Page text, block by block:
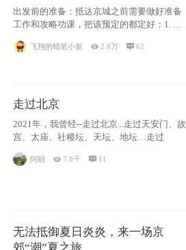
古七星夜景！
出发前的准备：抵达京城之前需要做好准备
工作和攻略功课，把该预定的都定好：1. 酒
飞翔的蜡笔小新 2.8万 62
走过北京
2021年，我曾经--走过北京...走过天安门、故
宫、太庙、社稷坛、天坛、地坛…走过
阿眀 7.8千  11
无法抵御夏日炎炎，来一场京